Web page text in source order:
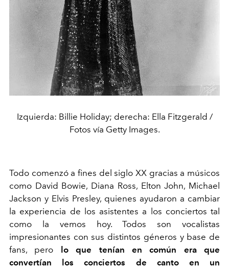
Izquierda: Billie Holiday; derecha: Ella Fitzgerald /
Fotos vía Getty Images.
Todo comenzó a fines del siglo XX gracias a músicos
como David Bowie, Diana Ross, Elton John, Michael
Jackson y Elvis Presley, quienes ayudaron a cambiar
la experiencia de los asistentes a los conciertos tal
como la vemos hoy. Todos son vocalistas
impresionantes con sus distintos géneros y base de
fans, pero lo que tenían en común era que
convertían los conciertos de canto en un